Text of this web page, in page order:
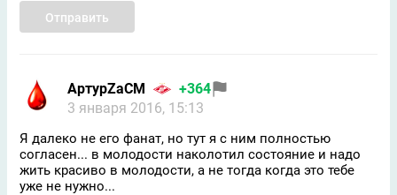
Отправить
АртурZaСМ
+364
3 января 2016, 15:13
Я далеко не его фанат, но тут я с ним полностью
согласен... в молодости наколотил состояние и надо
жить красиво в молодости, а не тогда когда это тебе
уже не нужно...